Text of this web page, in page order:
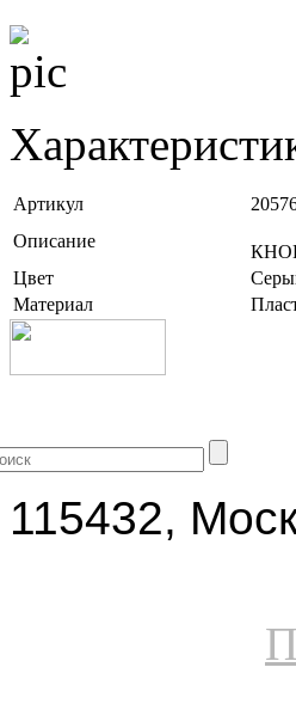
Артикул
Описание
Цвет
Материал
115432,